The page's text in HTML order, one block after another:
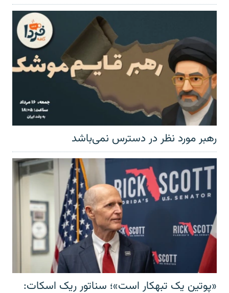
رهبر مورد نظر در دسترس نمی‌باشد
«پوتین یک تبهکار است»؛ سناتور ریک اسکات: